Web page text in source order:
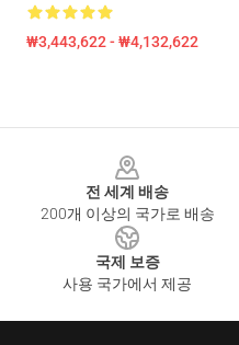
₩3,443,622 - ₩4,132,622
전 세계 배송
200개 이상의 국가로 배송
국제 보증
사용 국가에서 제공